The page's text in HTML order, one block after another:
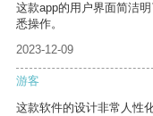
这款app的用户界面简洁
悉操作。
2023-12-09
游客
这款软件的设计非常人性